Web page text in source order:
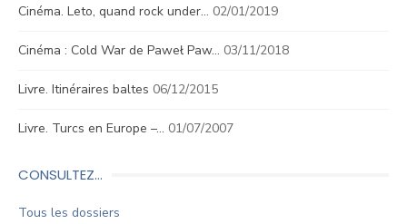
Cinéma. Leto, quand rock under… 02/01/2019
Cinéma : Cold War de Paweł Paw… 03/11/2018
Livre. Itinéraires baltes 06/12/2015
Livre. Turcs en Europe –… 01/07/2007
CONSULTEZ…
Tous les dossiers